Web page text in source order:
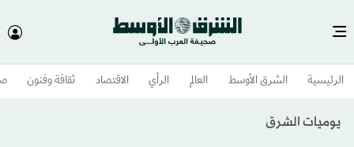
الرئيسية الشرق الأوسط​ العالم الرأي الاقتصاد ثقافة وفنون
يوميات الشرق